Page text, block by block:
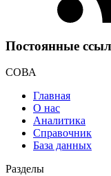
Постоянные
СОВА
Главная
О нас
Аналитика
Справочник
База данных
Разделы